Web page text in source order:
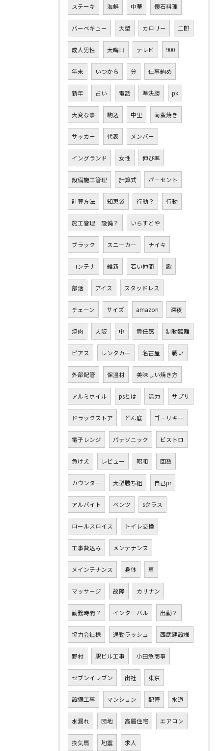
ステーキ 海鮮 中華 懐石料理
バーベキュー 大型 カロリー 二郎
成人男性 大晦日 テレビ 900
年末 いつから 分 仕事納め
新年 占い 電話 準決勝 pk
大変な事 駒込 中里 南蛮焼き
サッカー 代表 メンバー
イングランド 女性 伸び率
設備施工管理 計算式 パーセント
計算方法 知恵袋 行動？ 行動
施工管理 設備？ いらすとや
ブラック スニーカー ナイキ
コンテナ 維新 若い仲間 歌
部活 アイス スタッドレス
チェーン サイズ amazon 深夜
焼肉 大阪 中 責任感 制動距離
ピアス レンタカー 名古屋 戦い
外部配管 保温材 美味しい焼き方
アルミホイル psとは 活力 サプリ
ドラックストア どん底 ゴーリキー
電子レンジ パナソニック ビストロ
負け犬 レビュー 昭和 回数
カウンター 大型勝ち組 自己pr
アルバイト ベンツ sクラス
ロールスロイス トイレ交換
工事費込み メンテナンス
メインテナンス 身体 車
マッサージ 故障 カリナン
勤務時間？ インターバル 出勤？
協力会社様 通勤ラッシュ 西武建設様
野村 駅ビル工事 小田急商事
セブンイレブン 出社 東京
設備工事 マンション 配管 水道
水漏れ 団地 高層住宅 エアコン
換気扇 地震 求人